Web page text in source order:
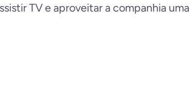
TV e aproveitar a companhia uma